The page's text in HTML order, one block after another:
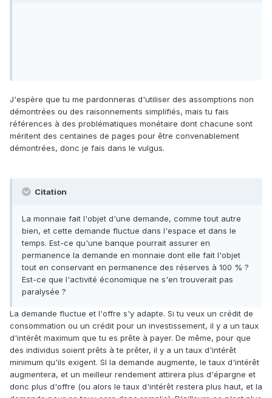
J'espère que tu me pardonneras d'utiliser des assomptions non
démontrées ou des raisonnements simplifiés, mais tu fais
références à des problématiques monétaire dont chacune sont
méritent des centaines de pages pour être convenablement
démontrées, donc je fais dans le vulgus.
Citation
La monnaie fait l'objet d'une demande, comme tout autre
bien, et cette demande fluctue dans l'espace et dans le
temps. Est-ce qu'une banque pourrait assurer en
permanence la demande en monnaie dont elle fait l'objet
tout en conservant en permanence des réserves à 100 % ?
Est-ce que l'activité économique ne s'en trouverait pas
paralysée ?
La demande fluctue et l'offre s'y adapte. Si tu veux un crédit de
consommation ou un crédit pour un investissement, il y a un taux
d'intérêt maximum que tu es prête à payer. De même, pour que
des individus soient prêts à te prêter, il y a un taux d'intérêt
minimum qu'ils exigent. SI la demande augmente, le taux d'intérêt
augmentera, et un meilleur rendement attirera plus d'épargne et
donc plus d'offre (ou alors le taux d'intérêt restera plus haut, et la